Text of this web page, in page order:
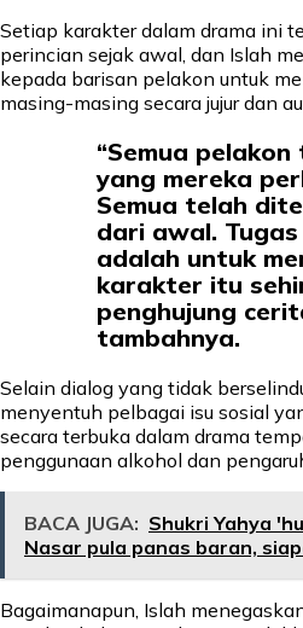
Setiap karakter dalam drama ini
perincian sejak awal, dan Islah
kepada barisan pelakon untuk
masing-masing secara jujur dan
“Semua
yang mereka
Semua telah
dari awal.
adalah untuk
karakter itu
penghujung
tambahnya.
Selain dialog yang tidak
menyentuh pelbagai isu sosial
secara terbuka dalam drama
penggunaan alkohol dan
BACA JUGA: Shukri Yahya
Nasar pula panas baran,
Bagaimanapun, Islah